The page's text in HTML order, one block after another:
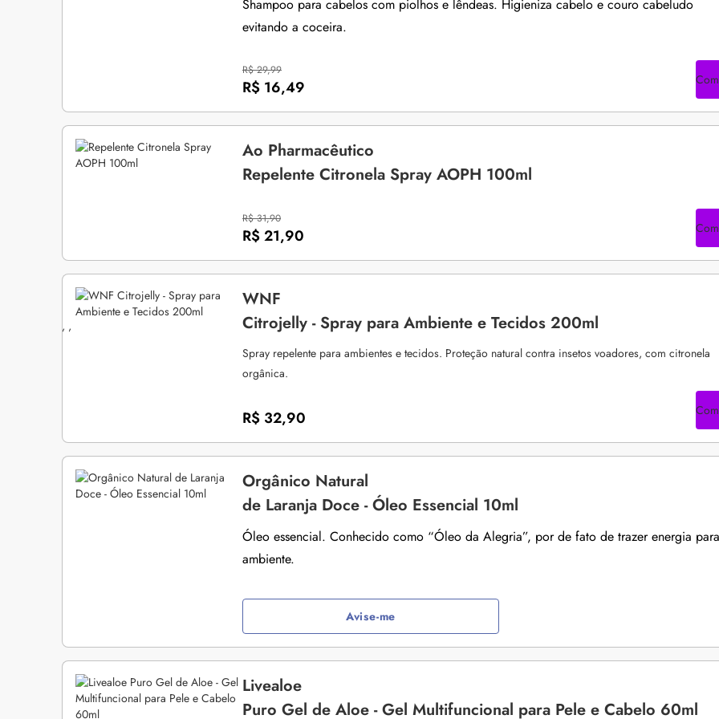
Shampoo para cabelos com piolhos e lêndeas. Higieniza cabelo e couro cabeludo
evitando a coceira.
R$ 29,99
R$ 16,49
Ao Pharmacêutico
Repelente Citronela Spray AOPH 100ml
R$ 31,90
R$ 21,90
, ,
WNF
Citrojelly - Spray para Ambiente e Tecidos 200ml
Spray repelente para ambientes e tecidos. Proteção natural contra insetos voadores, com citronela
orgânica.
R$ 32,90
Orgânico Natural
de Laranja Doce - Óleo Essencial 10ml
Óleo essencial. Conhecido como “Óleo da Alegria”, por de fato de trazer energia
ambiente.
Avise-me
Livealoe
Puro Gel de Aloe - Gel Multifuncional para Pele e Cabelo 60ml